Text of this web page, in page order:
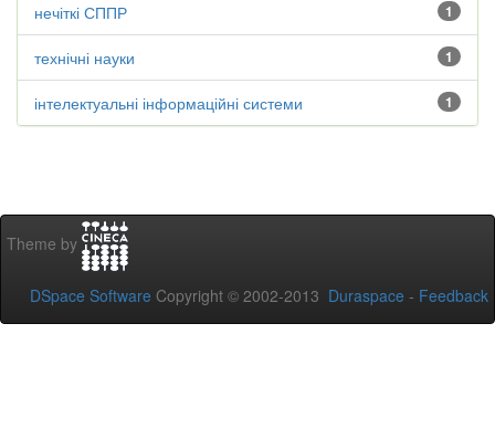
1
нечіткі СППР
1
технічні науки
1
інтелектуальні інформаційні системи
Theme by
DSpace Software Copyright © 2002-2013 Duraspace - Feedback